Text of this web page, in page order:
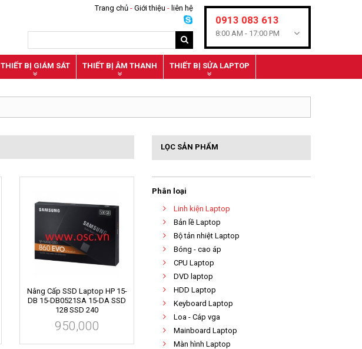
0913 083 613
8:00 AM - 17:00 PM
Trang chủ - Giới thiệu - liên hệ
THIẾT BỊ GIÁM SÁT THIẾT BỊ ÂM THANH THIẾT BỊ SỬA LAPTOP
Nâng Cấp SSD Laptop HP 15-
DB 15-DB0521SA 15-DA SSD
128 SSD 240
950,000
LỌC SẢN PHẨM
Phân loại
Linh kiện Laptop
Bản lề Laptop
Bộ tản nhiệt Laptop
Bóng - cao áp
CPU Laptop
DVD laptop
HDD Laptop
Keyboard Laptop
Loa - Cáp vga
Mainboard Laptop
Màn hình Laptop